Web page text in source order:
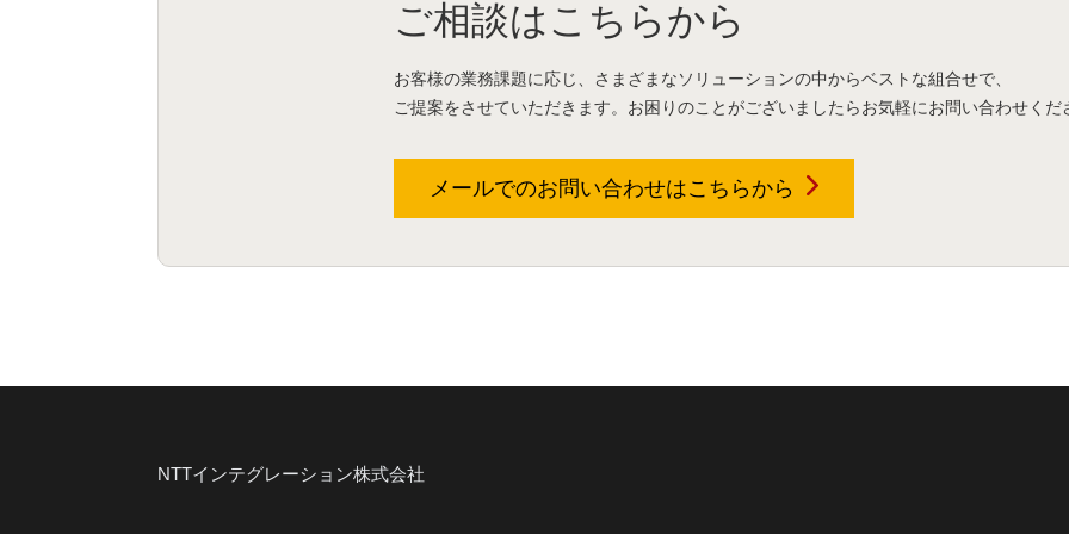
ご相談はこちらから
お客様の業務課題に応じ、さまざまなソリューションの中からベストな組合せで、
ご提案をさせていただきます。お困りのことがございましたらお気軽にお問い合わせくだ
メールでのお問い合わせはこちらから
NTTインテグレーション株式会社